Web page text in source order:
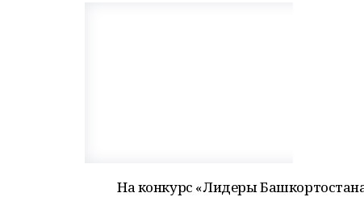
На конкурс «Лидеры